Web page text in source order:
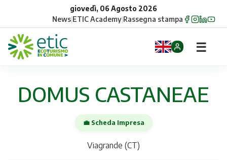
giovedì, 06 Agosto 2026
News|ETIC Academy|Rassegna stampa
Opportunità
☰
DOMUS CASTANEAE
💼 Scheda Impresa
Viagrande (CT)